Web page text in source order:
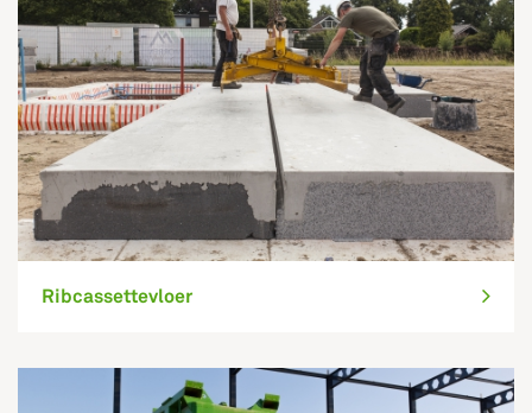
Ribcassettevloer